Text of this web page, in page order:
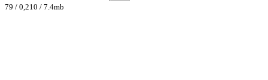
79 / 0,210 / 7.4mb